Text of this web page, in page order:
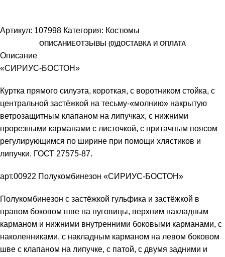
Артикул: 107998 Категория: Костюмы
ОПИСАНИЕОТЗЫВЫ (0)ДОСТАВКА И ОПЛАТА
Описание
«СИРИУС-БОСТОН»
Куртка прямого силуэта, короткая, с воротником стойка, с
центральной застёжкой на тесьму-«молнию» накрытую
ветрозащитным клапаном на липучках, с нижними
прорезными карманами с листочкой, с притачным поясом
регулирующимся по ширине при помощи хлястиков и
липучки. ГОСТ 27575-87.
арт.00922 Полукомбинезон «СИРИУС-БОСТОН»
Полукомбинезон с застёжкой гульфика и застёжкой в
правом боковом шве на пуговицы, верхним накладным
карманом и нижними внутренними боковыми карманами, с
наколенниками, с накладным карманом на левом боковом
шве с клапаном на липучке, с патой, с двумя задними и